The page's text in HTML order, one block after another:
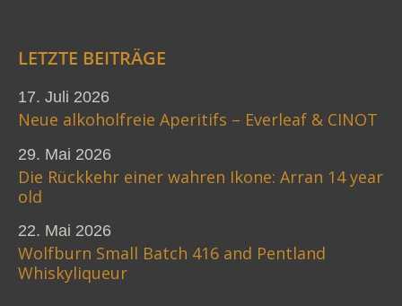
LETZTE BEITRÄGE
17. Juli 2026
Neue alkoholfreie Aperitifs – Everleaf & CINOT
29. Mai 2026
Die Rückkehr einer wahren Ikone: Arran 14 year
old
22. Mai 2026
Wolfburn Small Batch 416 and Pentland
Whiskyliqueur